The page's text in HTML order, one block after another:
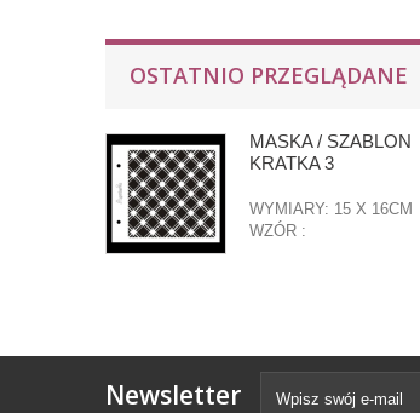
OSTATNIO PRZEGLĄDANE
MASKA / SZABLON
KRATKA 3
WYMIARY: 15 X 16CM
WZÓR :
Newsletter